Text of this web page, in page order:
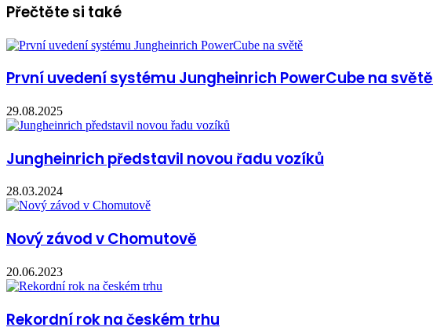
Přečtěte si také
První uvedení systému Jungheinrich PowerCube na světě
29.08.2025
Jungheinrich představil novou řadu vozíků
28.03.2024
Nový závod v Chomutově
20.06.2023
Rekordní rok na českém trhu